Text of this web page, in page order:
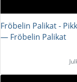
Fröbelin Palikat -
― Fröbelin Palikat